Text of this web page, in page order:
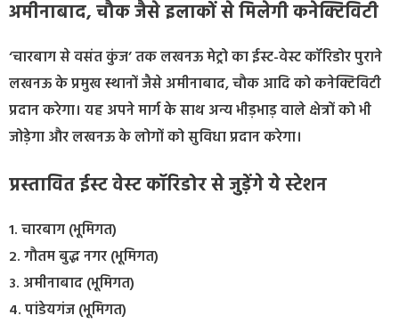
अमीनाबाद, चौक जैसे इलाकों से मिलेगी कनेक्टिविटी
‘चारबाग से वसंत कुंज’ तक लखनऊ मेट्रो का ईस्ट-वेस्ट कॉरिडोर पुराने
लखनऊ के प्रमुख स्थानों जैसे अमीनाबाद, चौक आदि को कनेक्टिविटी
प्रदान करेगा। यह अपने मार्ग के साथ अन्य भीड़भाड़ वाले क्षेत्रों को भी
जोड़ेगा और लखनऊ के लोगों को सुविधा प्रदान करेगा।
प्रस्तावित ईस्ट वेस्ट कॉरिडोर से जुड़ेंगे ये स्टेशन
1. चारबाग (भूमिगत)
2. गौतम बुद्ध नगर (भूमिगत)
3. अमीनाबाद (भूमिगत)
4. पांडेयगंज (भूमिगत)